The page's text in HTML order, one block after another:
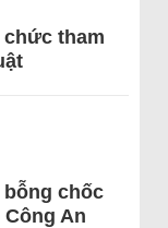
tham
bỗng chốc
An